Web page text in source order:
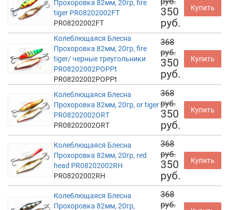
Прохоровка 82мм, 20гр, fire
tiger PR08202002FT
PR08202002FT
350
руб.
Купить
Колеблющаяся Блесна
Прохоровка 82мм, 20гр, fire
tiger/ черные треугольники
PR08202002POPPt
PR08202002POPPt
368
руб.
350
руб.
Купить
Колеблющаяся Блесна
Прохоровка 82мм, 20гр, or tiger
PR08202002ORT
PR08202002ORT
368
руб.
350
руб.
Купить
Колеблющаяся Блесна
Прохоровка 82мм, 20гр, red
head PR08202002RH
PR08202002RH
368
руб.
350
руб.
Купить
Колеблющаяся Блесна
Прохоровка 82мм, 20гр,
368
руб.